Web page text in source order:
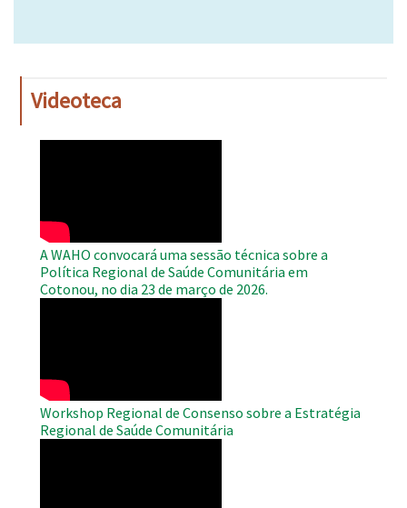
Videoteca
A WAHO convocará uma sessão técnica sobre a
Política Regional de Saúde Comunitária em
Cotonou, no dia 23 de março de 2026.
Workshop Regional de Consenso sobre a Estratégia
Regional de Saúde Comunitária